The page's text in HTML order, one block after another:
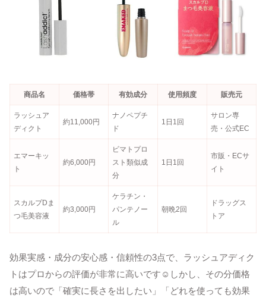
商品名 価格帯 有効成分 使用頻度 販売元
ラッシュア
ディクト
約11,000円
ナノペプチ
ド
1日1回
サロン専
売・公式EC
エマーキッ
ト
約6,000円
ビマトプロ
スト類似成
分
1日1回
市販・ECサ
イト
スカルプDま
つ毛美容液
約3,000円
ケラチン・
パンテノー
ル
朝晩2回
ドラッグス
トア
効果実感・成分の安心感・信頼性の3点で、ラッシュアディク
トはプロからの評価が非常に高いです☺しかし、その分価格
は高いので「確実に長さを出したい」「どれを使っても効果